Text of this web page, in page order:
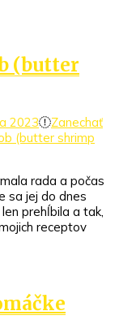
(butter
2023
Zanechať
(butter shrimp
rada a počas
sa jej do dnes
prehĺbila a tak,
receptov